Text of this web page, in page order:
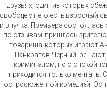
друзьях, один из которых
свободе у него есть взрослый
и внучка. Премьера
по отзывам, пришлась
товарища, которых играют
Панкратов-Чёрный, решают
криминалом, но о
приходится только мечтать.
остросюжетной комедией.